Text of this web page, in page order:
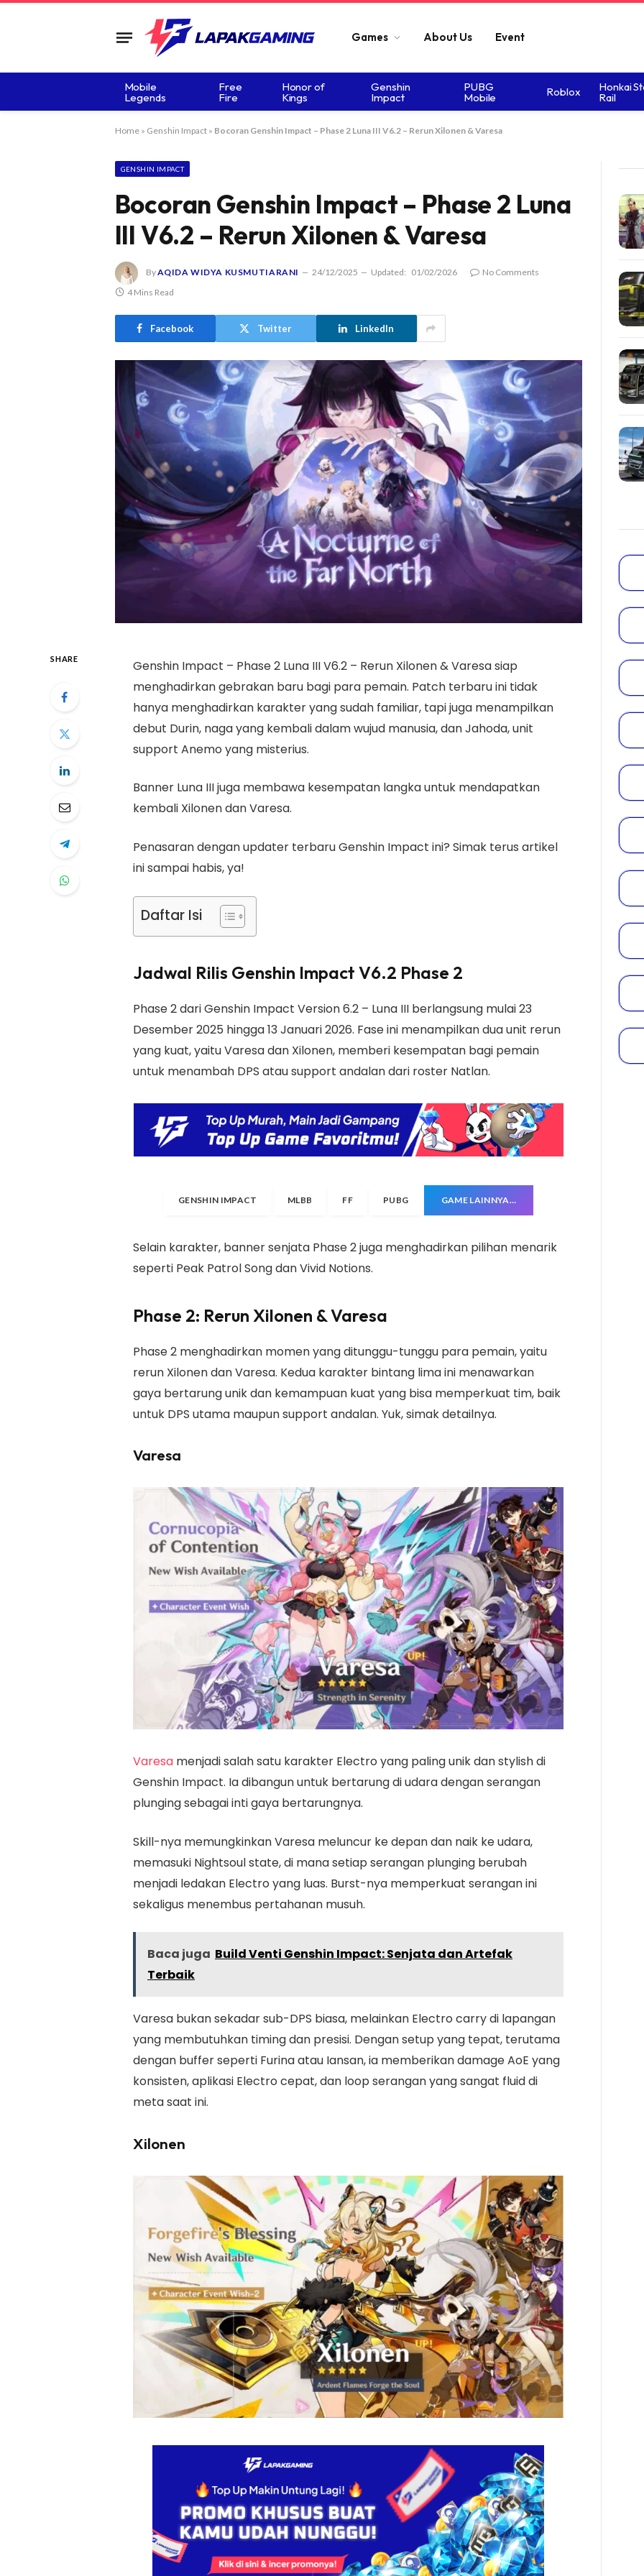
Games About Us Event
Mobile
Legends
Free
Fire
Honor of
Kings
Genshin
Impact
PUBG
Mobile Roblox Honkai
Rail
Home» Genshin Impact» Bocoran Genshin Impact – Phase 2 Luna III V6.2 – Rerun Xilonen & Varesa
GENSHIN IMPACT
Bocoran Genshin Impact – Phase 2 Luna
III V6.2 – Rerun Xilonen & Varesa
ByAQIDA WIDYA KUSMUTIARANI 24/12/2025 Updated: 01/02/2026
No Comments
4 Mins Read
Facebook Twitter LinkedIn
SHARE
Genshin Impact – Phase 2 Luna III V6.2 – Rerun Xilonen & Varesa siap
menghadirkan gebrakan baru bagi para pemain. Patch terbaru ini tidak
hanya menghadirkan karakter yang sudah familiar, tapi juga menampilkan
debut Durin, naga yang kembali dalam wujud manusia, dan Jahoda, unit
support Anemo yang misterius.
Banner Luna III juga membawa kesempatan langka untuk mendapatkan
kembali Xilonen dan Varesa.
Penasaran dengan updater terbaru Genshin Impact ini? Simak terus artikel
ini sampai habis, ya!
Daftar Isi
Jadwal Rilis Genshin Impact V6.2 Phase 2
Phase 2 dari Genshin Impact Version 6.2 – Luna III berlangsung mulai 23
Desember 2025 hingga 13 Januari 2026. Fase ini menampilkan dua unit rerun
yang kuat, yaitu Varesa dan Xilonen, memberi kesempatan bagi pemain
untuk menambah DPS atau support andalan dari roster Natlan.
GENSHIN IMPACT MLBB FF PUBG GAME LAINNYA…
Selain karakter, banner senjata Phase 2 juga menghadirkan pilihan menarik
seperti Peak Patrol Song dan Vivid Notions.
Phase 2: Rerun Xilonen & Varesa
Phase 2 menghadirkan momen yang ditunggu-tunggu para pemain, yaitu
rerun Xilonen dan Varesa. Kedua karakter bintang lima ini menawarkan
gaya bertarung unik dan kemampuan kuat yang bisa memperkuat tim, baik
untuk DPS utama maupun support andalan. Yuk, simak detailnya.
Varesa
Varesa menjadi salah satu karakter Electro yang paling unik dan stylish di
Genshin Impact. Ia dibangun untuk bertarung di udara dengan serangan
plunging sebagai inti gaya bertarungnya.
Skill-nya memungkinkan Varesa meluncur ke depan dan naik ke udara,
memasuki Nightsoul state, di mana setiap serangan plunging berubah
menjadi ledakan Electro yang luas. Burst-nya memperkuat serangan ini
sekaligus menembus pertahanan musuh.
Baca juga Build Venti Genshin Impact: Senjata dan Artefak
Terbaik
Varesa bukan sekadar sub-DPS biasa, melainkan Electro carry di lapangan
yang membutuhkan timing dan presisi. Dengan setup yang tepat, terutama
dengan buffer seperti Furina atau Iansan, ia memberikan damage AoE yang
konsisten, aplikasi Electro cepat, dan loop serangan yang sangat fluid di
meta saat ini.
Xilonen